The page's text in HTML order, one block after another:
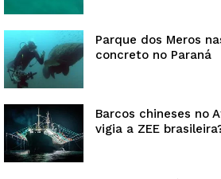
Parque dos Meros
concreto no Paraná
Barcos chineses no
vigia a ZEE